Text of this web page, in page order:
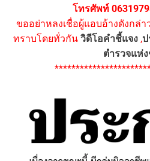
โทรศัพท์
ขออย่าหลงเชื่อผู้แอบอ้างดังกล่
ทราบโดยทั่วกัน วิดีโอคำชี้แจง ,
ตำรวจแห่